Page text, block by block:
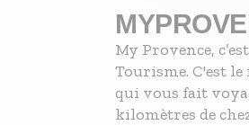
My Provence,
Tourisme. C'est
qui vous fait
kilomètres de